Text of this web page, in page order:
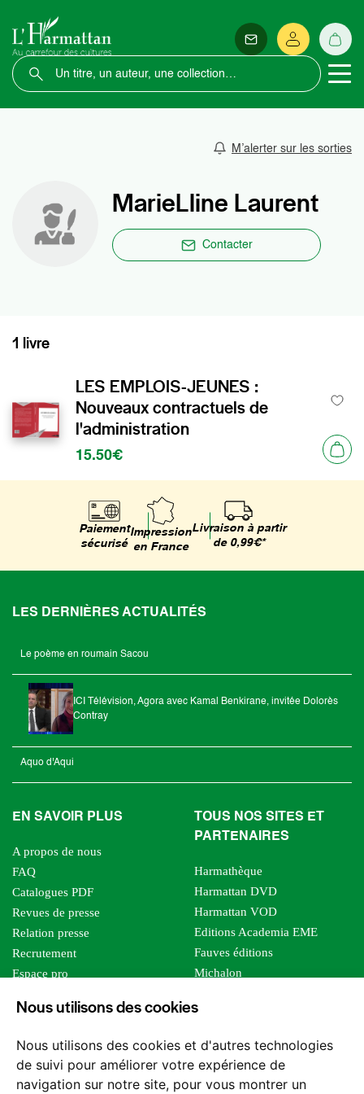
Nous utilisons des cookies
Nous utilisons des cookies et d'autres technologies
de suivi pour améliorer votre expérience de
navigation sur notre site, pour vous montrer un
M’alerter sur les sorties
MarieLline Laurent
Contacter
1 livre
LES EMPLOIS-JEUNES :
Nouveaux contractuels de
l'administration
15.50€
Paiement
sécurisé
Impression
en France
Livraison à partir
de 0,99€*
LES DERNIÈRES ACTUALITÉS
Le poème en roumain Sacou
ICI Télévision, Agora avec Kamal Benkirane, invitée Dolorès
Contray
Aquo d'Aqui
EN SAVOIR PLUS
A propos de nous
FAQ
Catalogues PDF
Revues de presse
Relation presse
Recrutement
Espace pro
Foreign rights
TOUS NOS SITES ET
PARTENAIRES
Harmathèque
Harmattan DVD
Harmattan VOD
Editions Academia EME
Fauves éditions
Michalon
Editions Sutton
Les impliqués
Tous les éditeurs